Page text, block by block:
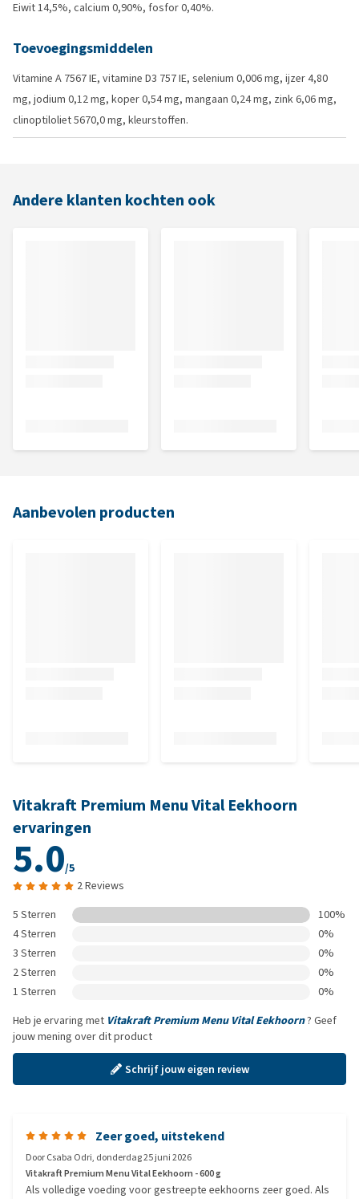
Eiwit 14,5%, calcium 0,90%, fosfor 0,40%.
Toevoegingsmiddelen
Vitamine A 7567 IE, vitamine D3 757 IE, selenium 0,006 mg, ijzer 4,80
mg, jodium 0,12 mg, koper 0,54 mg, mangaan 0,24 mg, zink 6,06 mg,
clinoptiloliet 5670,0 mg, kleurstoffen.
Andere klanten kochten ook
Aanbevolen producten
Vitakraft Premium Menu Vital Eekhoorn
ervaringen
5.0/5
2 Reviews
5 Sterren
100%
4 Sterren
0%
3 Sterren
0%
2 Sterren
0%
1 Sterren
0%
Heb je ervaring met Vitakraft Premium Menu Vital Eekhoorn? Geef
jouw mening over dit product
Schrijf jouw eigen review
Zeer goed, uitstekend
DoorCsaba Odri, donderdag 25 juni 2026
Vitakraft Premium Menu Vital Eekhoorn - 600 g
Als volledige voeding voor gestreepte eekhoorns zeer goed. Als